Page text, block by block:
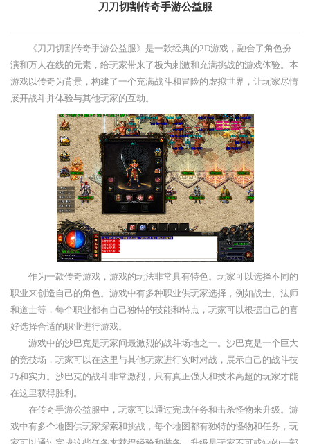
刀刀切割传奇手游公益服
《刀刀切割传奇手游公益服》是一款经典的2D游戏，融合了角色扮
演和万人在线的元素，给玩家带来了极为刺激和充满挑战的游戏体验。本
游戏以传奇为背景，构建了一个充满战斗和冒险的虚拟世界，让玩家尽情
展开战斗并体验与其他玩家的互动。
作为一款传奇游戏，游戏的玩法非常具有特色。玩家可以选择不同的
职业来创造自己的角色。游戏中有多种职业供玩家选择，例如战士、法师
和道士等，每个职业都有自己独特的技能和特点，玩家可以根据自己的喜
好选择合适的职业进行游戏。
游戏中的沙巴克是玩家间最激烈的战斗场地之一。沙巴克是一个巨大
的竞技场，玩家可以在这里与其他玩家进行实时对战，展示自己的战斗技
巧和实力。沙巴克的战斗非常激烈，只有真正强大和技术高超的玩家才能
在这里获得胜利。
在传奇手游公益服中，玩家可以通过完成任务和击杀怪物来升级。游
戏中有多个地图供玩家探索和挑战，每个地图都有独特的怪物和任务，玩